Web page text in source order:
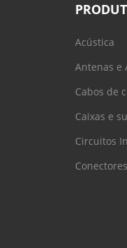
Acústica
Antenas e
Cabos de
Caixas e
Circuitos
Conectores